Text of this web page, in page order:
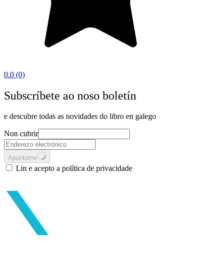
0.0 (0)
Subscríbete ao noso boletín
e descubre todas as novidades do libro en galego
Non cubrir
Apúntome
Lin e acepto a política de privacidade